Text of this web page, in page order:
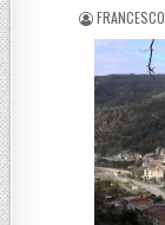
POSTED BY
FRANCESCO